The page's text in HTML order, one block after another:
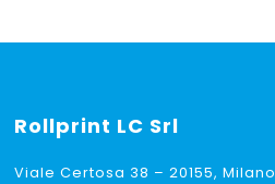
Rollprint LC Srl
Viale Certosa 38 – 20155, Milano